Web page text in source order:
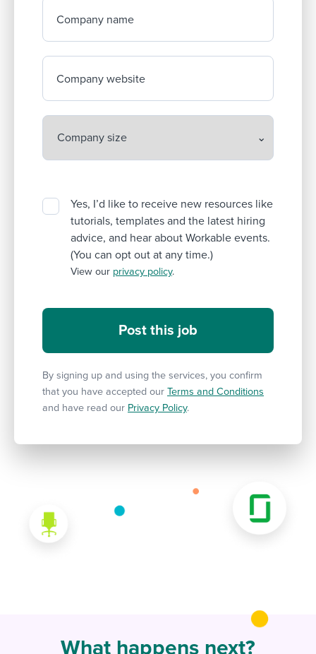
Company name
Company website
Yes, I’d like to receive new resources like
tutorials, templates and the latest hiring
advice, and hear about Workable events.
(You can opt out at any time.)
View our privacy policy.
By signing up and using the services, you confirm
that you have accepted our Terms and Conditions
and have read our Privacy Policy.
What happens next?